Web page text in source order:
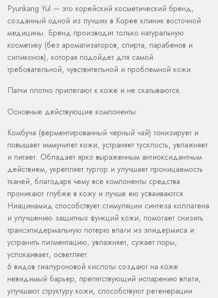
Pyunkang Yul — это корейский косметический бренд,
созданный одной из лучших в Корее клиник восточной
медицины. Бренд производит только натуральную
косметику (без ароматизаторов, спирта, парабенов и
силиконов), которая подойдет для самой
требовательной, чувствительной и проблемной кожи.
Патчи плотно прилегают к коже и не скатываются.
Основные действующие компоненты:
Комбуча (ферментированный черный чай) тонизирует и
повышает иммунитет кожи, устраняет тусклость, увлажняет
и питает. Обладает ярко выраженным антиоксидантным
действием, укрепляет тургор и улучшает проницаемость
тканей, благодаря чему все компоненты средства
проникают глубже в кожу и лучше ею усваиваются.
Ниацинамид способствует стимуляции синтеза коллагена
и улучшению защитных функций кожи, помогает снизить
трансэпидермальную потерю влаги из эпидермиса и
устранить пигментацию, увлажняет, сужает поры,
успокаивает, осветляет.
6 видов гиалуроновой кислоты создают на коже
невидимый барьер, препятствующий испарению влаги,
улучшают структуру кожи, способствуют регенерации